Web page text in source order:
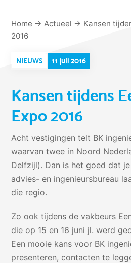
Home →Actueel → Kansen
2016
NIEUWS 11 juli 2016
Kansen tijdens
Expo 2016
Acht vestigingen telt BK
waarvan twee in Noord
Delfzijl). Dan is het goed dat
advies- en ingenieursbureau
die regio.
Zo ook tijdens de vakbeurs
die op 15 en 16 juni jl. werd
Een mooie kans voor BK
presenteren, contacten te